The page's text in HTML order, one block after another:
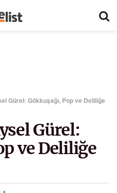
Gürel: Gökkuşağı, Pop ve Deliliğe
Gürel:
ve Deliliğe